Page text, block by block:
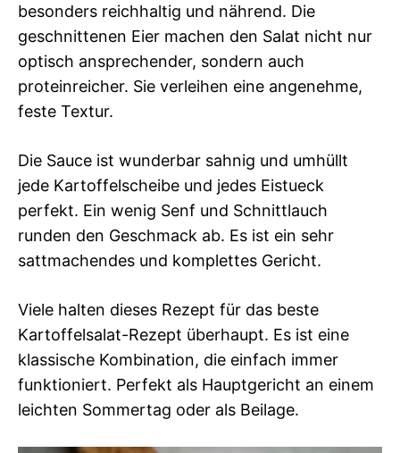
besonders reichhaltig und nährend. Die
geschnittenen Eier machen den Salat nicht nur
optisch ansprechender, sondern auch
proteinreicher. Sie verleihen eine angenehme,
feste Textur.
Die Sauce ist wunderbar sahnig und umhüllt
jede Kartoffelscheibe und jedes Eistueck
perfekt. Ein wenig Senf und Schnittlauch
runden den Geschmack ab. Es ist ein sehr
sattmachendes und komplettes Gericht.
Viele halten dieses Rezept für das beste
Kartoffelsalat-Rezept überhaupt. Es ist eine
klassische Kombination, die einfach immer
funktioniert. Perfekt als Hauptgericht an einem
leichten Sommertag oder als Beilage.